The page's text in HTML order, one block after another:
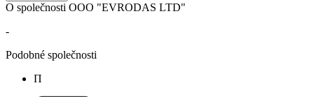
O společnosti OOO "EVRODAS LTD"
-
Podobné společnosti
П